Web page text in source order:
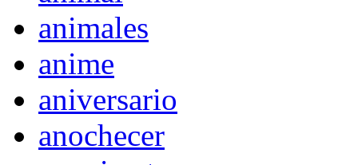
animales
anime
aniversario
anochecer